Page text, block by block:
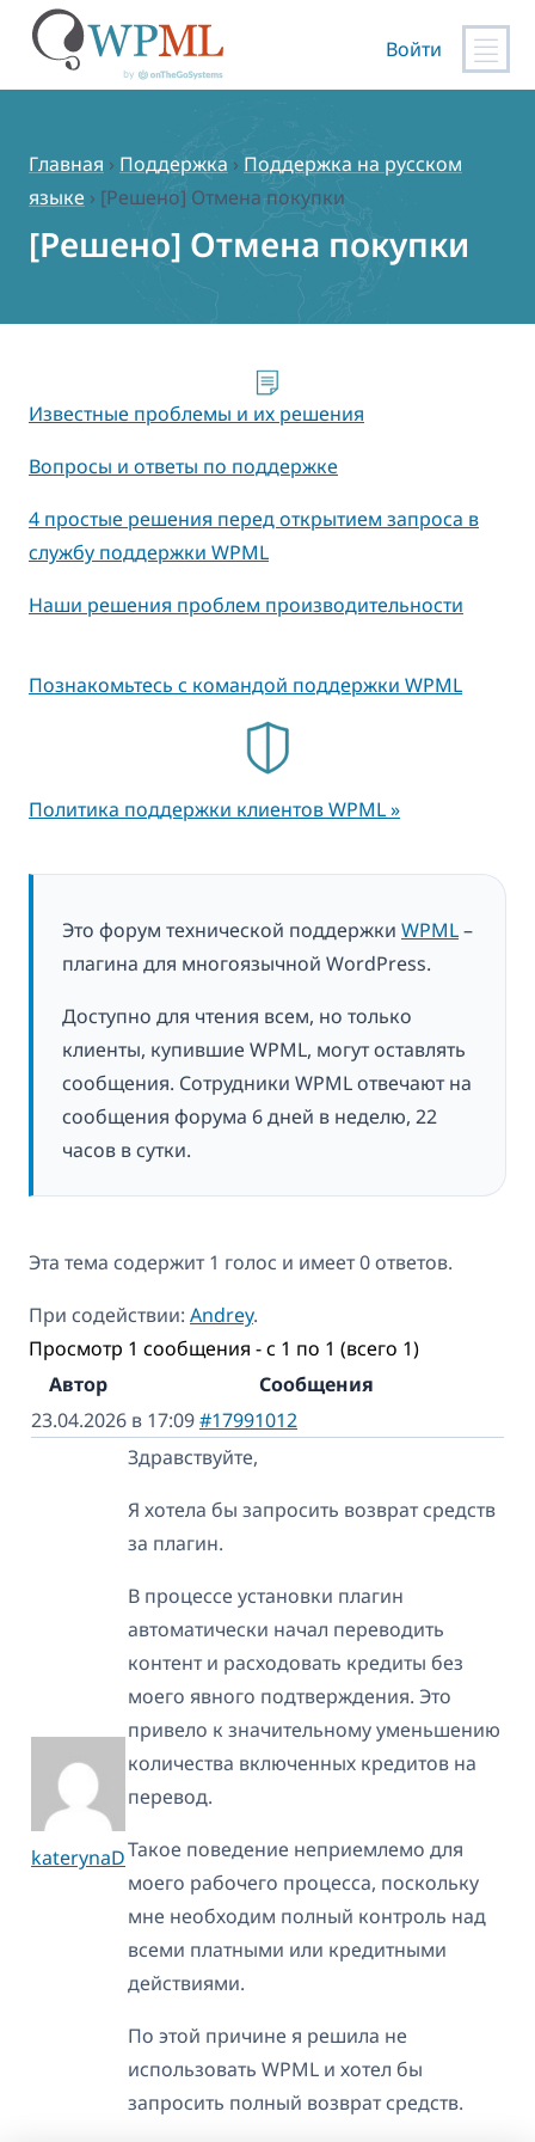
содержимому
Войти
Главная › Поддержка › Поддержка на русском
языке › [Решено] Отмена покупки
[Решено] Отмена покупки
Это форум технической поддержки WPML–
плагина для многоязычной WordPress.
Доступно для чтения всем, но только
клиенты, купившие WPML, могут оставлять
сообщения. Сотрудники WPML отвечают на
сообщения форума 6 дней в неделю, 22
часов в сутки.
Эта тема содержит 1 голос и имеет 0 ответов.
При содействии: Andrey.
Просмотр 1 сообщения - с 1 по 1 (всего 1)
Автор
Сообщения
23.04.2026 в 17:09#17991012
katerynaD
Здравствуйте,
Я хотела бы запросить возврат средств
за плагин.
В процессе установки плагин
автоматически начал переводить
контент и расходовать кредиты без
моего явного подтверждения. Это
привело к значительному уменьшению
количества включенных кредитов на
перевод.
Такое поведение неприемлемо для
моего рабочего процесса, поскольку
мне необходим полный контроль над
всеми платными или кредитными
действиями.
По этой причине я решила не
использовать WPML и хотел бы
запросить полный возврат средств.
Известные проблемы и их решения
Вопросы и ответы по поддержке
4 простые решения перед открытием запроса в
службу поддержки WPML
Наши решения проблем производительности
Познакомьтесь с командой поддержки WPML
Политика поддержки клиентов WPML »